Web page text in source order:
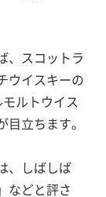
、スコットラ
ウイスキーの
ルトウイス
目立ちます。
、しばしば
などと評さ